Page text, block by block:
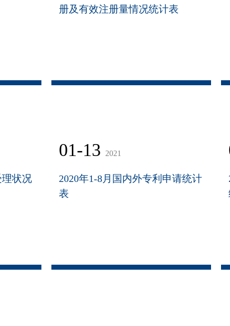
册及有效注册量情况统计表
理状况
01-13 2021
2020年1-8月国内外专利申请统计
表